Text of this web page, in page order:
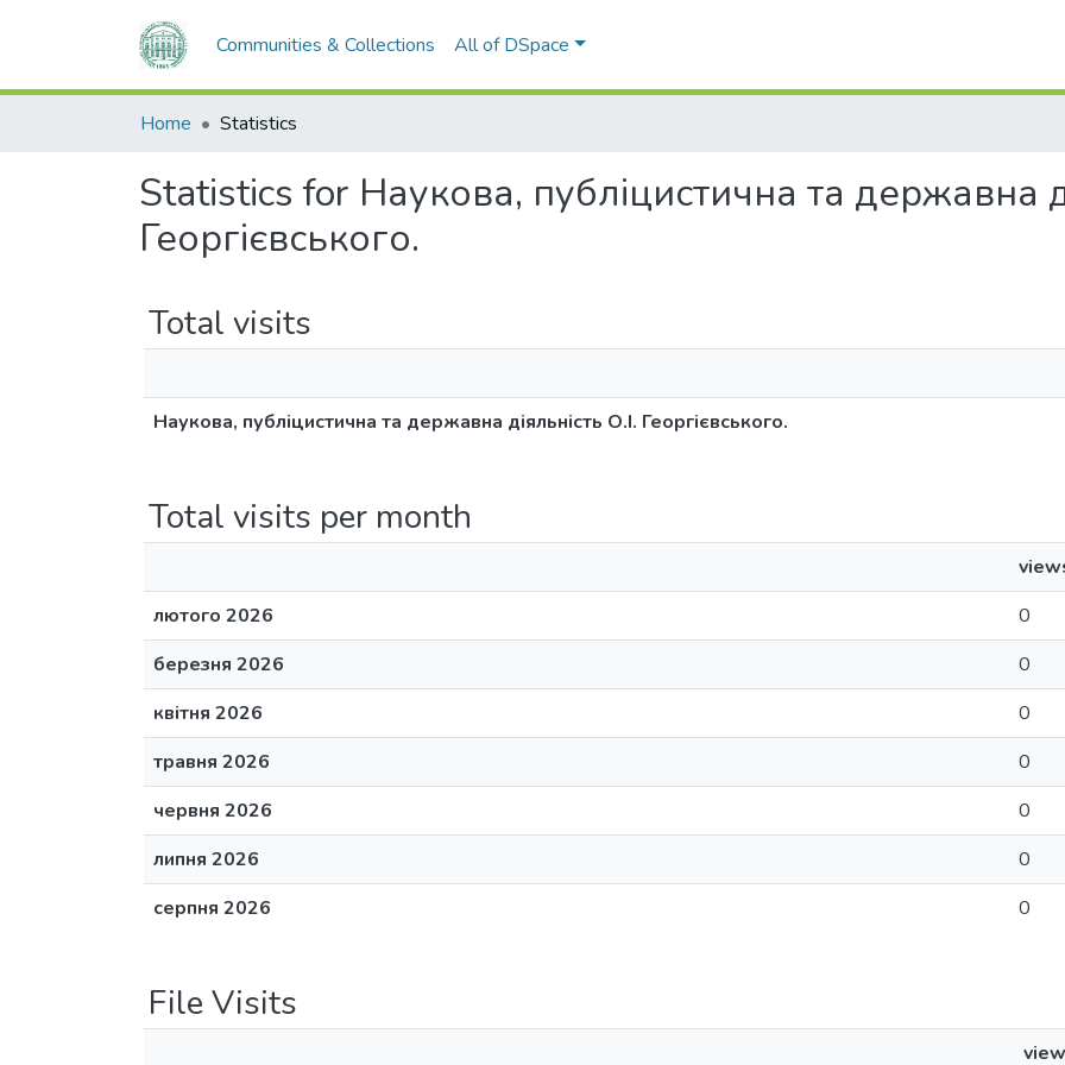
Communities & Collections All of DSpace
Home Statistics
Statistics for Наукова, публіцистична та державна
Георгієвського.
Total visits
Наукова, публіцистична та державна діяльність О.І. Георгієвського.
Total visits per month
лютого 2026
0
березня 2026
0
квітня 2026
0
травня 2026
0
червня 2026
0
липня 2026
0
серпня 2026
0
File Visits